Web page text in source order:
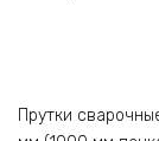
Прутки